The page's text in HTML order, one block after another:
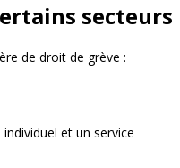
secteurs
de droit de grève :
et un service